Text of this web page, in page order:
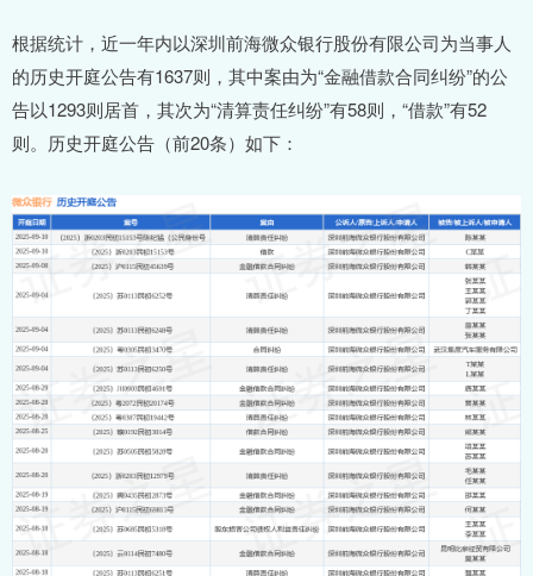
根据统计，近一年内以深圳前海微众银行股份有限公司为当事人
的历史开庭公告有1637则，其中案由为“金融借款合同纠纷”的公
告以1293则居首，其次为“清算责任纠纷”有58则，“借款”有52
则。历史开庭公告（前20条）如下：